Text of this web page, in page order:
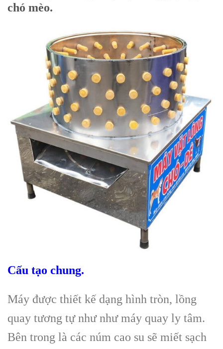
chó mèo.
Cấu tạo chung.
Máy được thiết kế dạng hình tròn, lồng
quay tương tự như như máy quay ly tâm.
Bên trong là các núm cao su sẽ miết sạch